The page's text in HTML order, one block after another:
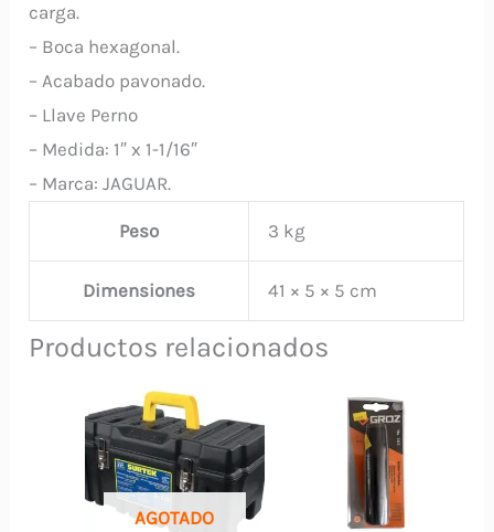
carga.
– Boca hexagonal.
– Acabado pavonado.
– Llave Perno
– Medida: 1″ x 1-1/16″
– Marca: JAGUAR.
Peso 3 kg
Dimensiones 41 × 5 × 5 cm
Productos relacionados
AGOTADO